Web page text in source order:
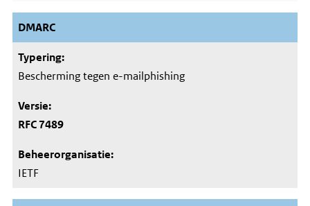
DMARC
Bescherming tegen e-mailphishing
RFC 7489
IETF